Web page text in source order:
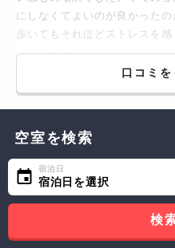
にしなくてよいのが良かった
歩いてもそれほどストレスを
続きをみる...
口コミを
空室を検索
宿泊日
宿泊日を選択
検